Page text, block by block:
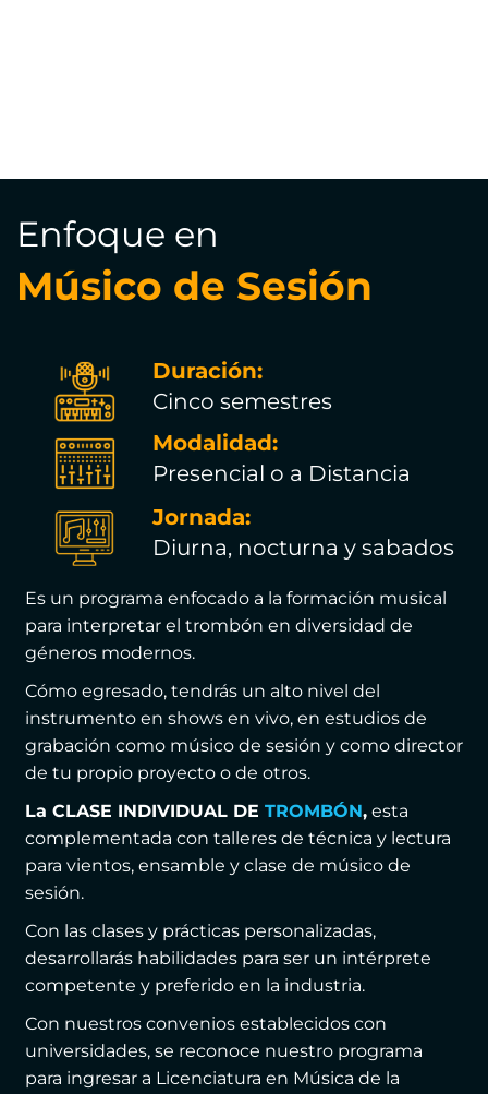
Enfoque en
Músico de Sesión
Duración:
Cinco semestres
Modalidad:
Presencial o a Distancia
Jornada:
Diurna, nocturna y sabados
Es un programa enfocado a la formación musical
para interpretar el trombón en diversidad de
géneros modernos.
Cómo egresado, tendrás un alto nivel del
instrumento en shows en vivo, en estudios de
grabación como músico de sesión y como director
de tu propio proyecto o de otros.
La CLASE INDIVIDUAL DE TROMBÓN, esta
complementada con talleres de técnica y lectura
para vientos, ensamble y clase de músico de
sesión.
Con las clases y prácticas personalizadas,
desarrollarás habilidades para ser un intérprete
competente y preferido en la industria.
Con nuestros convenios establecidos con
universidades, se reconoce nuestro programa
para ingresar a Licenciatura en Música de la